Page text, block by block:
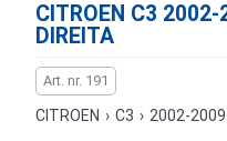
CITROEN C3
DIREITA
Art. nr. 191
CITROEN › C3 › 2002-2009